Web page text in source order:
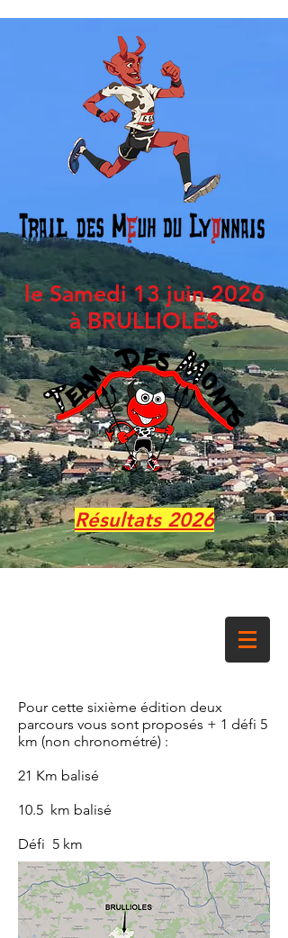
le Samedi 13 juin 2026
à BRULLIOLES
Résultats 2026
Pour cette sixième édition deux
parcours vous sont proposés + 1 défi 5
km (non chronométré) :
21 Km balisé
10.5 km balisé
Défi 5 km